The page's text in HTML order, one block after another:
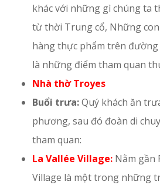
khác với những gì chúng ta
từ thời Trung cổ, Những
hàng thực phẩm trên
là những điểm tham quan
Nhà thờ Troyes
Buổi trưa:Quý khách ăn
phương, sau đó đoàn di
tham quan:
La Vallée Village: Nằm gần
Village là một trong những